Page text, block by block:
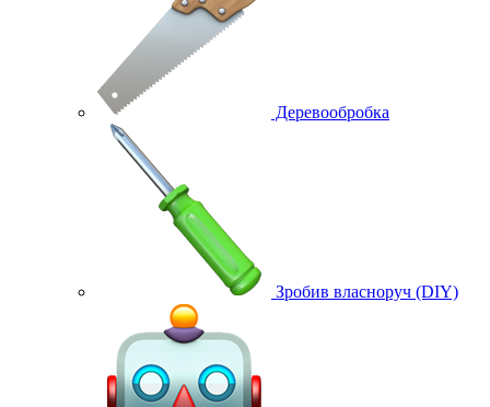
Деревообробка
Зробив власноруч (DIY)